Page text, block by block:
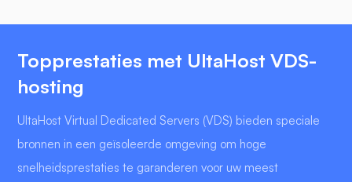
Topprestaties met UltaHost VDS-
hosting
UltaHost Virtual Dedicated Servers (VDS) bieden speciale
bronnen in een geïsoleerde omgeving om hoge
snelheidsprestaties te garanderen voor uw meest